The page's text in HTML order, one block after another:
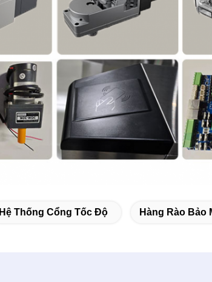
Hệ Thống Cổng Tốc Độ Hàng Rào Bảo